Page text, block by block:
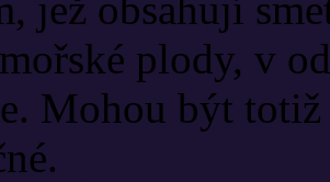
plody, v
Mohou být totiž